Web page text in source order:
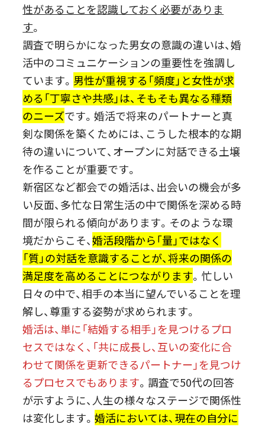
性があることを認識しておく必要がありま
す。
調査で明らかになった男女の意識の違いは、婚
活中のコミュニケーションの重要性を強調し
ています。 男性が重視する「頻度」と女性が求
める「丁寧さや共感」は、そもそも異なる種類
のニーズです。婚活で将来のパートナーと真
剣な関係を築くためには、こうした根本的な期
待の違いについて、オープンに対話できる土壌
を作ることが重要です。
新宿区など都会での婚活は、出会いの機会が多
い反面、多忙な日常生活の中で関係を深める時
間が限られる傾向があります。そのような環
境だからこそ、婚活段階から「量」ではなく
「質」の対話を意識することが、将来の関係の
満足度を高めることにつながります。忙しい
日々の中で、相手の本当に望んでいることを理
解し、尊重する姿勢が求められます。
婚活は、単に「結婚する相手」を見つけるプロ
セスではなく、「共に成長し、互いの変化に合
わせて関係を更新できるパートナー」を見つけ
るプロセスでもあります。調査で50代の回答
が示すように、人生の様々なステージで関係性
は変化します。婚活においては、現在の自分に